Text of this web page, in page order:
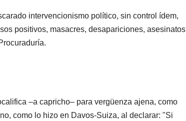
intervencionismo político, sin control ídem,
positivos, masacres, desapariciones, asesinatos
–a capricho– para vergüenza ajena, como
como lo hizo en Davos-Suiza, al declarar: "Si